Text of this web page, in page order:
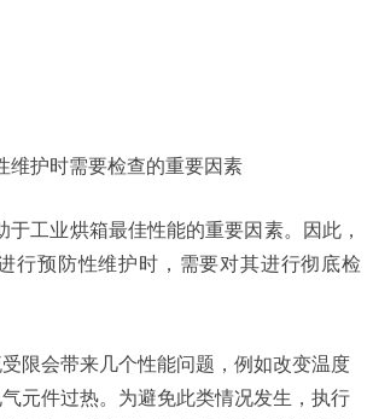
维护时需要检查的重要因素
于工业烘箱最佳性能的重要因素。因此，
行预防性维护时，需要对其进行彻底检
限会带来几个性能问题，例如改变温度
元件过热。为避免此类情况发生，执行